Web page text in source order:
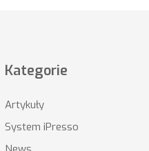
Kategorie
Artykuły
System iPresso